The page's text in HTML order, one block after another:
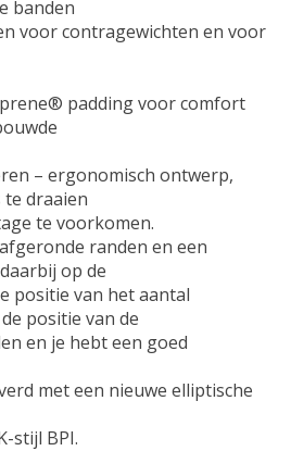
banden
voor contragewichten en voor
padding voor comfort
– ergonomisch ontwerp,
te draaien
te voorkomen.
randen en een
op de
positie van het aantal
positie van de
en je hebt een goed
met een nieuwe elliptische
stijl BPI.